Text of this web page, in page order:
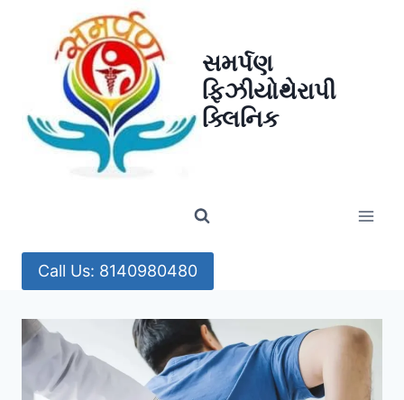
સમર્પણ
ફિઝીયોથેરાપી
ક્લિનિક
Call Us: 8140980480